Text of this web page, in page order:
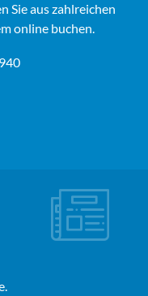
Sie aus zahlreichen
online buchen.